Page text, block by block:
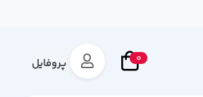
0 پروفایل